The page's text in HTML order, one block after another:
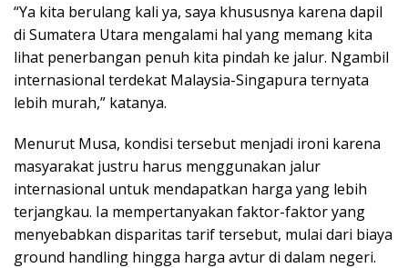
“Ya kita berulang kali ya, saya khususnya karena dapil
di Sumatera Utara mengalami hal yang memang kita
lihat penerbangan penuh kita pindah ke jalur. Ngambil
internasional terdekat Malaysia-Singapura ternyata
lebih murah,” katanya.
Menurut Musa, kondisi tersebut menjadi ironi karena
masyarakat justru harus menggunakan jalur
internasional untuk mendapatkan harga yang lebih
terjangkau. Ia mempertanyakan faktor-faktor yang
menyebabkan disparitas tarif tersebut, mulai dari biaya
ground handling hingga harga avtur di dalam negeri.